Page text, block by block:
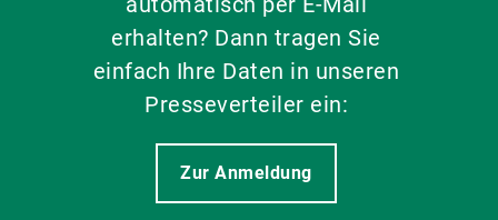
erhalten? Dann tragen Sie
einfach Ihre Daten in unseren
Presseverteiler ein:
Zur Anmeldung